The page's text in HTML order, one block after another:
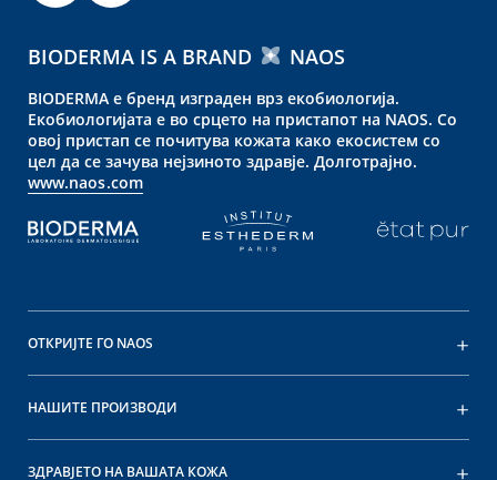
BIODERMA IS A BRAND NAOS
BIODERMA е бренд изграден врз екобиологија.
Екобиологијата е во срцето на пристапот на NAOS. Со
овој пристап се почитува кожата како екосистем со
цел да се зачува нејзиното здравје. Долготрајно.
www.naos.com
ОТКРИЈТЕ ГО NAOS
НАШИТЕ ПРОИЗВОДИ
ЗДРАВЈЕТО НА ВАШАТА КОЖА